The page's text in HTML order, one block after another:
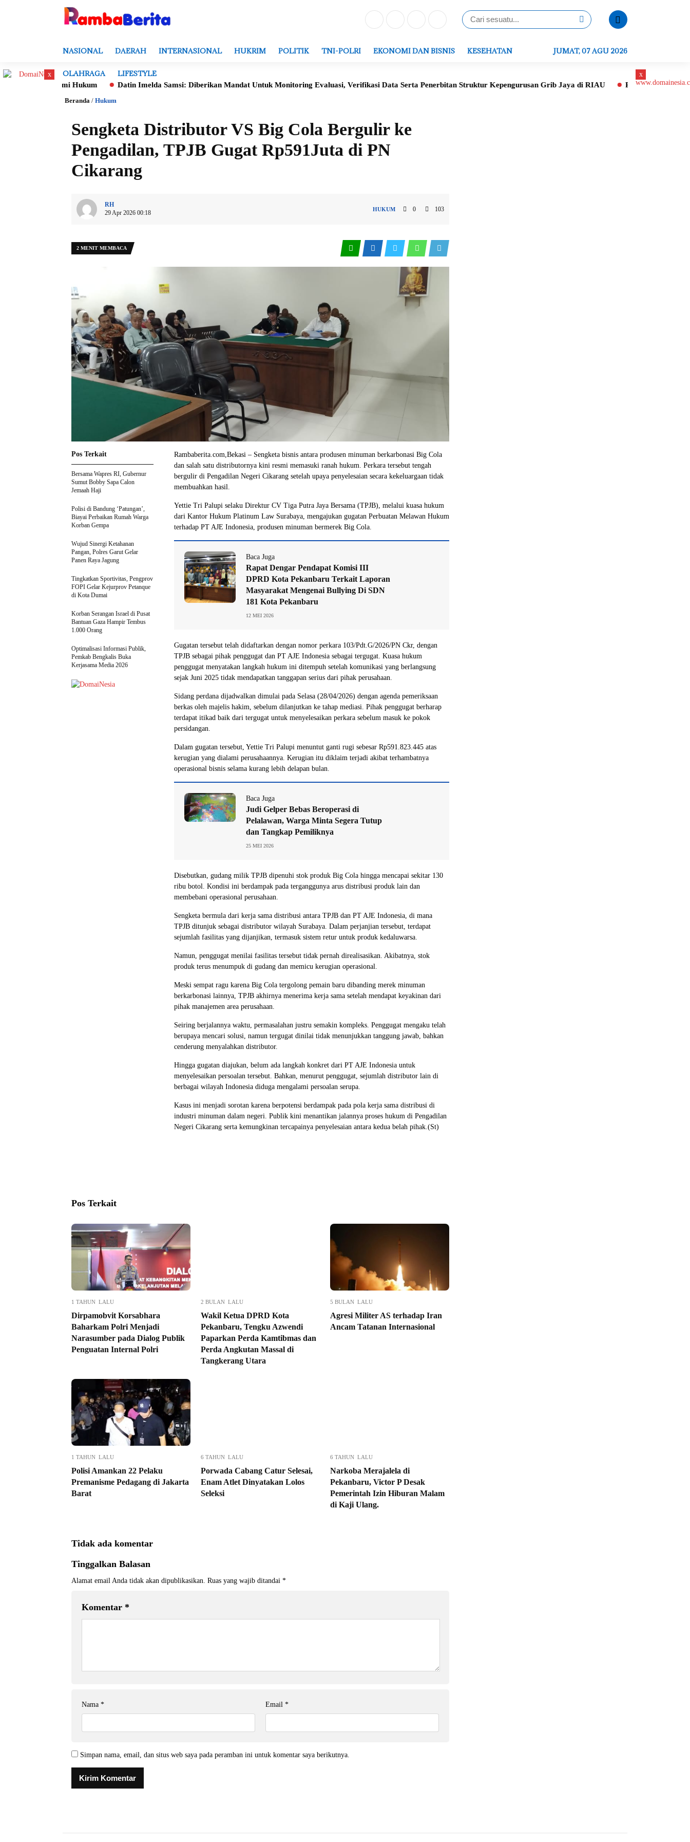
NASIONAL DAERAH INTERNASIONAL HUKRIM POLITIK TNI-POLRI EKONOMI DAN BISNIS KESEHATAN
OLAHRAGA LIFESTYLE
JUMAT, 07 AGU 2026
Datin Imelda Samsi: Diberikan Mandat Untuk Monitoring Evaluasi, Verifikasi Data Serta Penerbitan Struktur Kepengurusan Grib Jaya di RIAU Peletakan Batu Pertama Gereja
Beranda / Hukum
Sengketa Distributor VS Big Cola Bergulir ke
Pengadilan, TPJB Gugat Rp591Juta di PN
Cikarang
RH
29 Apr 2026 00:18
HUKUM 0 103
2 MENIT MEMBACA
Rambaberita.com,Bekasi – Sengketa bisnis antara produsen minuman berkarbonasi Big Cola
dan salah satu distributornya kini resmi memasuki ranah hukum. Perkara tersebut tengah
bergulir di Pengadilan Negeri Cikarang setelah upaya penyelesaian secara kekeluargaan tidak
membuahkan hasil.
Yettie Tri Palupi selaku Direktur CV Tiga Putra Jaya Bersama (TPJB), melalui kuasa hukum
dari Kantor Hukum Platinum Law Surabaya, mengajukan gugatan Perbuatan Melawan Hukum
terhadap PT AJE Indonesia, produsen minuman bermerek Big Cola.
Baca Juga
Rapat Dengar Pendapat Komisi III
DPRD Kota Pekanbaru Terkait Laporan
Masyarakat Mengenai Bullying Di SDN
181 Kota Pekanbaru
12 MEI 2026
Gugatan tersebut telah didaftarkan dengan nomor perkara 103/Pdt.G/2026/PN Ckr, dengan
TPJB sebagai pihak penggugat dan PT AJE Indonesia sebagai tergugat. Kuasa hukum
penggugat menyatakan langkah hukum ini ditempuh setelah komunikasi yang berlangsung
sejak Juni 2025 tidak mendapatkan tanggapan serius dari pihak perusahaan.
Sidang perdana dijadwalkan dimulai pada Selasa (28/04/2026) dengan agenda pemeriksaan
berkas oleh majelis hakim, sebelum dilanjutkan ke tahap mediasi. Pihak penggugat berharap
terdapat itikad baik dari tergugat untuk menyelesaikan perkara sebelum masuk ke pokok
persidangan.
Dalam gugatan tersebut, Yettie Tri Palupi menuntut ganti rugi sebesar Rp591.823.445 atas
kerugian yang dialami perusahaannya. Kerugian itu diklaim terjadi akibat terhambatnya
operasional bisnis selama kurang lebih delapan bulan.
Baca Juga
Judi Gelper Bebas Beroperasi di
Pelalawan, Warga Minta Segera Tutup
dan Tangkap Pemiliknya
25 MEI 2026
Disebutkan, gudang milik TPJB dipenuhi stok produk Big Cola hingga mencapai sekitar 130
ribu botol. Kondisi ini berdampak pada terganggunya arus distribusi produk lain dan
membebani operasional perusahaan.
Sengketa bermula dari kerja sama distribusi antara TPJB dan PT AJE Indonesia, di mana
TPJB ditunjuk sebagai distributor wilayah Surabaya. Dalam perjanjian tersebut, terdapat
sejumlah fasilitas yang dijanjikan, termasuk sistem retur untuk produk kedaluwarsa.
Namun, penggugat menilai fasilitas tersebut tidak pernah direalisasikan. Akibatnya, stok
produk terus menumpuk di gudang dan memicu kerugian operasional.
Meski sempat ragu karena Big Cola tergolong pemain baru dibanding merek minuman
berkarbonasi lainnya, TPJB akhirnya menerima kerja sama setelah mendapat keyakinan dari
pihak manajemen area perusahaan.
Seiring berjalannya waktu, permasalahan justru semakin kompleks. Penggugat mengaku telah
berupaya mencari solusi, namun tergugat dinilai tidak menunjukkan tanggung jawab, bahkan
cenderung menyalahkan distributor.
Hingga gugatan diajukan, belum ada langkah konkret dari PT AJE Indonesia untuk
menyelesaikan persoalan tersebut. Bahkan, menurut penggugat, sejumlah distributor lain di
berbagai wilayah Indonesia diduga mengalami persoalan serupa.
Kasus ini menjadi sorotan karena berpotensi berdampak pada pola kerja sama distribusi di
industri minuman dalam negeri. Publik kini menantikan jalannya proses hukum di Pengadilan
Negeri Cikarang serta kemungkinan tercapainya penyelesaian antara kedua belah pihak.(St)
Pos Terkait
Bersama Wapres RI, Gubernur
Sumut Bobby Sapa Calon
Jemaah Haji
Polisi di Bandung ‘Patungan’,
Biayai Perbaikan Rumah Warga
Korban Gempa
Wujud Sinergi Ketahanan
Pangan, Polres Garut Gelar
Panen Raya Jagung
Tingkatkan Sportivitas, Pengprov
FOPI Gelar Kejurprov Petanque
di Kota Dumai
Korban Serangan Israel di Pusat
Bantuan Gaza Hampir Tembus
1.000 Orang
Optimalisasi Informasi Publik,
Pemkab Bengkalis Buka
Kerjasama Media 2026
Pos Terkait
1 TAHUN LALU
Dirpamobvit Korsabhara
Baharkam Polri Menjadi
Narasumber pada Dialog Publik
Penguatan Internal Polri
2 BULAN LALU
Wakil Ketua DPRD Kota
Pekanbaru, Tengku Azwendi
Paparkan Perda Kamtibmas dan
Perda Angkutan Massal di
Tangkerang Utara
5 BULAN LALU
Agresi Militer AS terhadap Iran
Ancam Tatanan Internasional
1 TAHUN LALU
Polisi Amankan 22 Pelaku
Premanisme Pedagang di Jakarta
Barat
6 TAHUN LALU
Porwada Cabang Catur Selesai,
Enam Atlet Dinyatakan Lolos
Seleksi
6 TAHUN LALU
Narkoba Merajalela di
Pekanbaru, Victor P Desak
Pemerintah Izin Hiburan Malam
di Kaji Ulang.
Tidak ada komentar
Tinggalkan Balasan
Alamat email Anda tidak akan dipublikasikan. Ruas yang wajib ditandai *
Komentar *
Nama * Email *
Simpan nama, email, dan situs web saya pada peramban ini untuk komentar saya berikutnya.
x x